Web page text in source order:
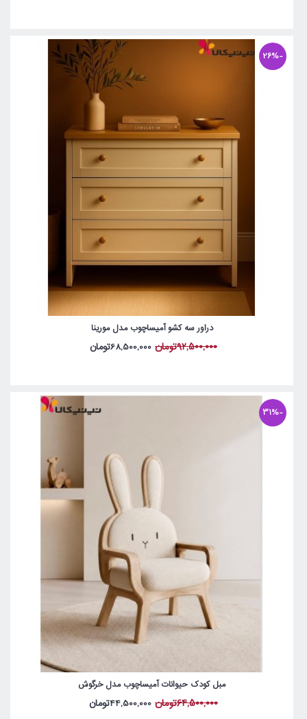
-26%
دراور سه کشو آمیساچوب مدل مورینا
92,500,000تومان 68,500,000تومان
-31%
مبل کودک حیوانات آمیساچوب مدل خرگوش
64,500,000تومان 44,500,000تومان